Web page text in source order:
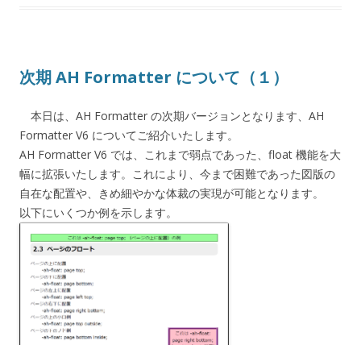
次期 AH Formatter について（１）
本日は、AH Formatter の次期バージョンとなります、AH
Formatter V6 についてご紹介いたします。
AH Formatter V6 では、これまで弱点であった、float 機能を大
幅に拡張いたします。これにより、今まで困難であった図版の
自在な配置や、きめ細やかな体裁の実現が可能となります。
以下にいくつか例を示します。